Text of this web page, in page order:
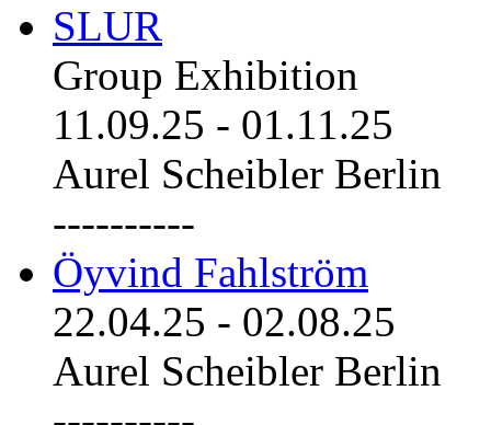
SLUR
Group Exhibition
11.09.25 - 01.11.25
Aurel Scheibler Berlin
----------
Öyvind Fahlström
22.04.25 - 02.08.25
Aurel Scheibler Berlin